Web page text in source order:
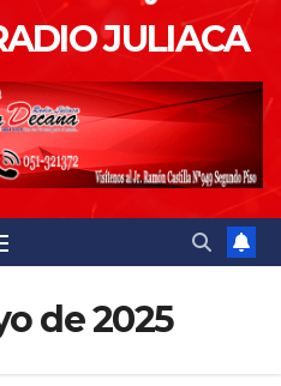
JULIACA
de 2025